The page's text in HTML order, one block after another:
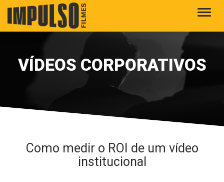
VÍDEOS CORPORATIVOS
Como medir o ROI de um vídeo
institucional